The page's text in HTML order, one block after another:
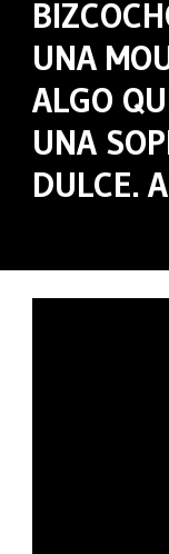
UNA
ALGO
UNA
DULCE.